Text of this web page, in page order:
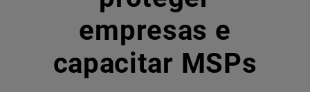
empresas e
capacitar MSPs